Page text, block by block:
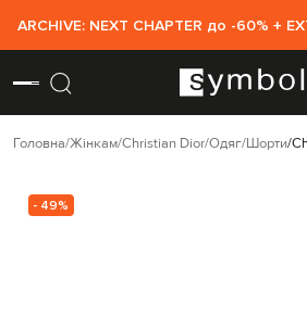
ARCHIVE: NEXT CHAPTER до -60% +
Головна Жінкам Christian Dior Одяг Шорти
- 49%